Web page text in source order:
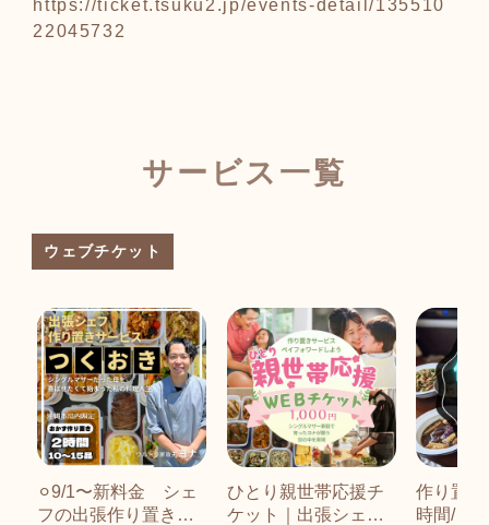
https://ticket.tsuku2.jp/events-detail/135510
22045732
サービス一覧
ウェブチケット
⚪︎9/1〜新料金 シェ
フの出張作り置きサ
ひとり親世帯応援チ
ケット｜出張シェフ
作り置
時間/￥6,000